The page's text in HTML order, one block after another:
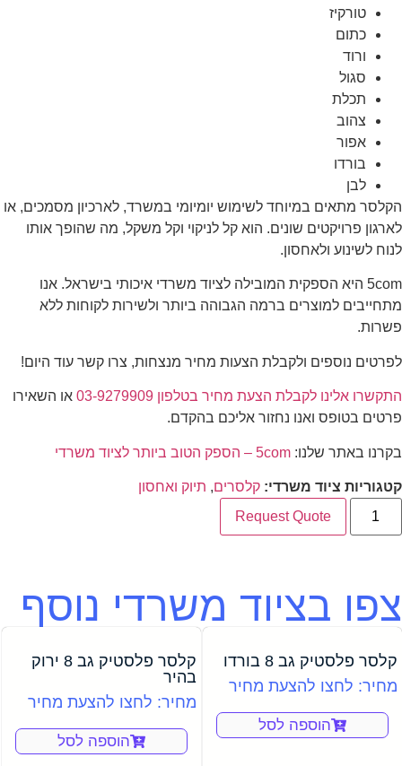
טורקיז
כתום
ורוד
סגול
תכלת
צהוב
אפור
בורדו
לבן
הקלסר מתאים במיוחד לשימוש יומיומי במשרד, לארכיון מסמכים, או
לארגון פרויקטים שונים. הוא קל לניקוי וקל משקל, מה שהופך אותו
לנוח לשינוע ולאחסון.
5com היא הספקית המובילה לציוד משרדי איכותי בישראל. אנו
מתחייבים למוצרים ברמה הגבוהה ביותר ולשירות לקוחות ללא
פשרות.
לפרטים נוספים ולקבלת הצעות מחיר מנצחות, צרו קשר עוד היום!
התקשרו אלינו לקבלת הצעת מחיר בטלפון 03-9279909
או השאירו
פרטים בטופס ואנו נחזור אליכם בהקדם.
בקרנו באתר שלנו: 5com – הספק הטוב ביותר לציוד משרדי
קטגוריות ציוד משרדי: קלסרים, תיוק ואחסון
Request Quote
צפו בציוד משרדי נוסף
קלסר פלסטיק גב 8 בורדו
מחיר: לחצו להצעת מחיר
הוספה לסל
קלסר פלסטיק גב 8 ירוק
בהיר
מחיר: לחצו להצעת מחיר
הוספה לסל